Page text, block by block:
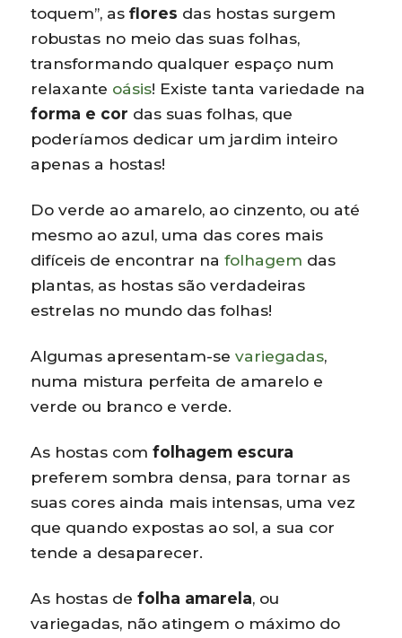
toquem”, as flores das hostas surgem
robustas no meio das suas folhas,
transformando qualquer espaço num
relaxante oásis! Existe tanta variedade na
forma e cor das suas folhas, que
poderíamos dedicar um jardim inteiro
apenas a hostas!
Do verde ao amarelo, ao cinzento, ou até
mesmo ao azul, uma das cores mais
difíceis de encontrar nafolhagem das
plantas, as hostas são verdadeiras
estrelas no mundo das folhas!
Algumas apresentam-sevariegadas,
numa mistura perfeita de amarelo e
verde ou branco e verde.
As hostas comfolhagem escura
preferem sombra densa, para tornar as
suas cores ainda mais intensas, uma vez
que quando expostas ao sol, a sua cor
tende a desaparecer.
As hostas defolha amarela, ou
variegadas, não atingem o máximo do